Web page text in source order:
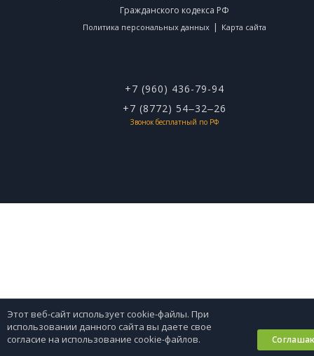
Гражданского кодекса РФ
Политика персональных данных | Карта сайта
+7 (960) 436-79-94
+7 (8772) 54‒32‒26
Звонок бесплатный по РФ
Этот веб-сайт использует cookie-файлы. При
использовании данного сайта вы даете свое
согласие на использование cookie-файлов.